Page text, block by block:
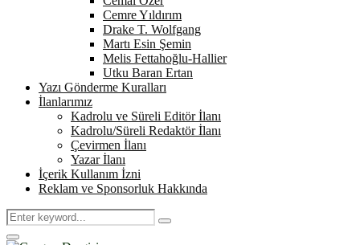
Cemre Yıldırım
Drake T. Wolfgang
Martı Esin Şemin
Melis Fettahoğlu-Hallier
Utku Baran Ertan
Yazı Gönderme Kuralları
İlanlarımız
Kadrolu ve Süreli Editör İlanı
Kadrolu/Süreli Redaktör İlanı
Çevirmen İlanı
Yazar İlanı
İçerik Kullanım İzni
Reklam ve Sponsorluk Hakkında
Search
for:
Search
Primary